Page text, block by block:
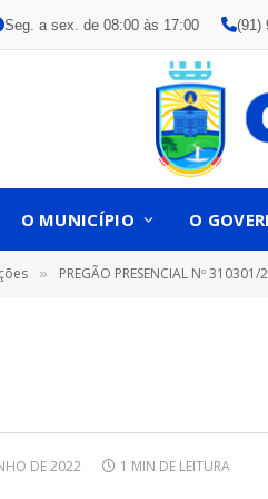
Seg. a sex. de 08:00 às 17:00 (91)
O MUNICÍPIO O
» PREGÃO PRESENCIAL Nº 310301/
DE 2022 1 MIN DE LEITURA